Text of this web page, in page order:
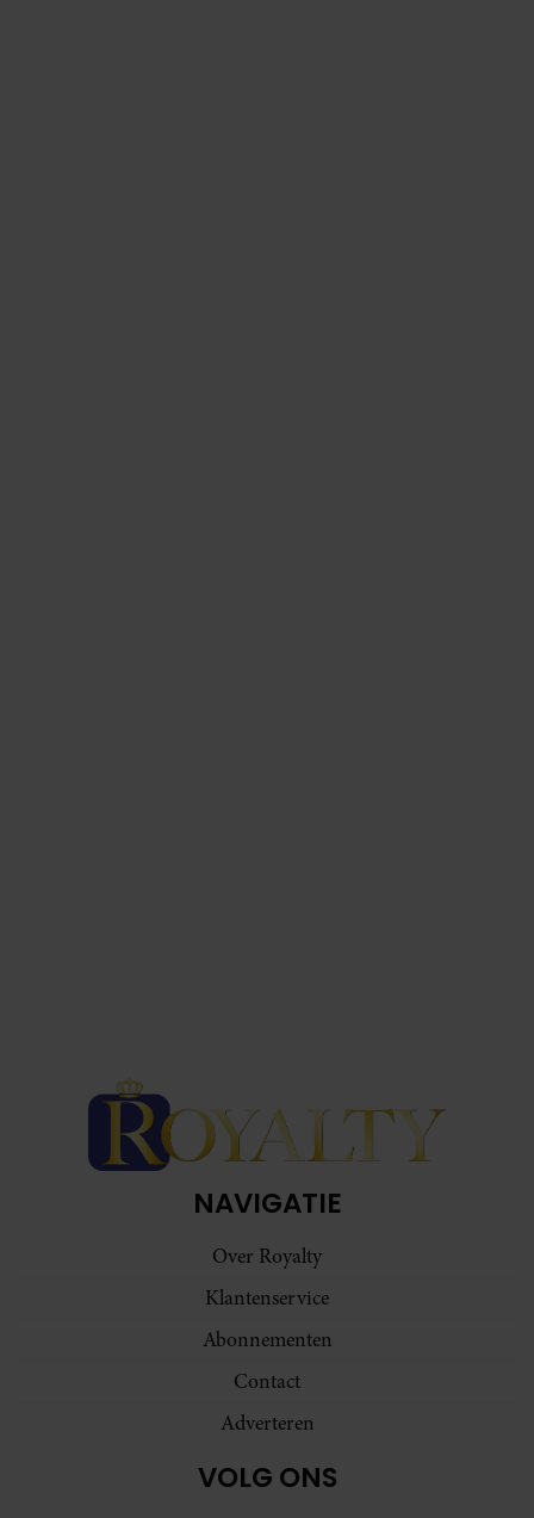
NAVIGATIE
Over Royalty
Klantenservice
Abonnementen
Contact
Adverteren
VOLG ONS